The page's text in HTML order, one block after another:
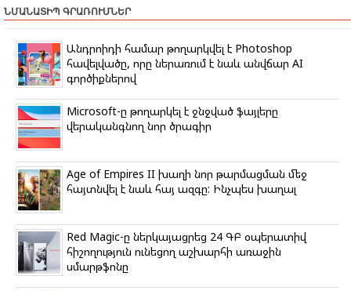
r
e
e
b
o
k
t
t
r
e
g
a
m
k
a
s
s
i
k
i
s
p
p
r
ՆՄԱՆԱՏԻՊ ԳՐԱՌՈՒՄՆԵՐ
Անդրոիդի համար թողարկվել է Photoshop
հավելվածը, որը ներառում է նաև անվճար AI
գործիքներով
Microsoft-ը թողարկել է ջնջված ֆայլերը
վերականգնող նոր ծրագիր
Age of Empires II խաղի նոր թարմացման մեջ
հայտնվել է նաև հայ ազգը: Ինչպես խաղալ
Red Magic-ը ներկայացրեց 24 ԳԲ օպերատիվ
հիշողություն ունեցող աշխարհի առաջին
սմարթֆոնը